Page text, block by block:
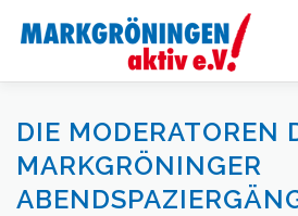
Inhalt
STARTSEITE
WIRTSCHAFTSFÖRDERUNG
DIE MODERATOREN
MARKGRÖNINGER